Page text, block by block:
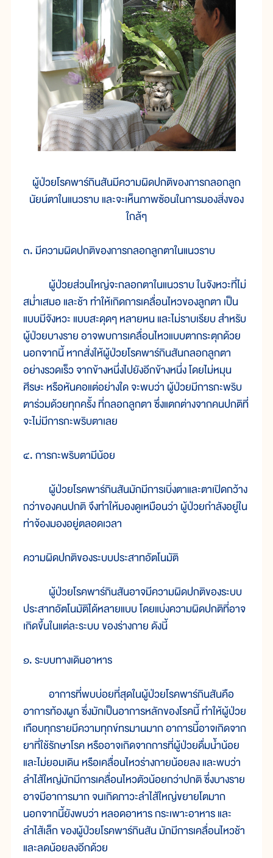
ผู้ป่วยโรคพาร์กินสันมีความผิดปกติของการกลอกลูก
นัยน์ตาในแนวราบ และจะเห็นภาพซ้อนในการมองสิ่งของ
ใกล้ๆ
๓. มีความผิดปกติของการกลอกลูกตาในแนวราบ
ผู้ป่วยส่วนใหญ่จะกลอกตาในแนวราบ ในจังหวะที่ไม่
สม่ำเสมอ และช้า ทำให้เกิดการเคลื่อนไหวของลูกตา เป็น
แบบมีจังหวะ แบบสะดุดๆ หลายหน และไม่ราบเรียบ สำหรับ
ผู้ป่วยบางราย อาจพบการเคลื่อนไหวแบบตากระตุกด้วย
นอกจากนี้ หากสั่งให้ผู้ป่วยโรคพาร์กินสันกลอกลูกตา
อย่างรวดเร็ว จากข้างหนึ่งไปยังอีกข้างหนึ่ง โดยไม่หมุน
ศีรษะ หรือหันคอแต่อย่างใด จะพบว่า ผู้ป่วยมีการกะพริบ
ตาร่วมด้วยทุกครั้ง ที่กลอกลูกตา ซึ่งแตกต่างจากคนปกติที่
จะไม่มีการกะพริบตาเลย
๔. การกะพริบตามีน้อย
ผู้ป่วยโรคพาร์กินสันมักมีการเบิ่งตาและตาเปิดกว้าง
กว่าของคนปกติ จึงทำให้มองดูเหมือนว่า ผู้ป่วยกำลังอยู่ใน
ท่าจ้องมองอยู่ตลอดเวลา
ความผิดปกติของระบบประสาทอัตโนมัติ
ผู้ป่วยโรคพาร์กินสันอาจมีความผิดปกติของระบบ
ประสาทอัตโนมัติได้หลายแบบ โดยแบ่งความผิดปกติที่อาจ
เกิดขึ้นในแต่ละระบบ ของร่างกาย ดังนี้
๑. ระบบทางเดินอาหาร
อาการที่พบบ่อยที่สุดในผู้ป่วยโรคพาร์กินสันคือ
อาการท้องผูก ซึ่งมักเป็นอาการหลักของโรคนี้ ทำให้ผู้ป่วย
เกือบทุกรายมีความทุกข์ทรมานมาก อาการนี้อาจเกิดจาก
ยาที่ใช้รักษาโรค หรืออาจเกิดจากการที่ผู้ป่วยดื่มน้ำน้อย
และไม่ยอมเดิน หรือเคลื่อนไหวร่างกายน้อยลง และพบว่า
ลำไส้ใหญ่มักมีการเคลื่อนไหวตัวน้อยกว่าปกติ ซึ่งบางราย
อาจมีอาการมาก จนเกิดภาวะลำไส้ใหญ่ขยายโตมาก
นอกจากนี้ยังพบว่า หลอดอาหาร กระเพาะอาหาร และ
ลำไส้เล็ก ของผู้ป่วยโรคพาร์กินสัน มักมีการเคลื่อนไหวช้า
และลดน้อยลงอีกด้วย